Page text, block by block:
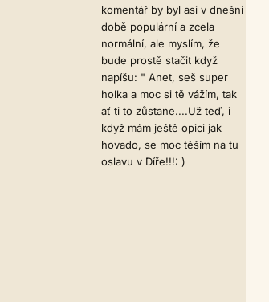
komentář by byl asi v dnešní
době populární a zcela
normální, ale myslím, že
bude prostě stačit když
napíšu: " Anet, seš super
holka a moc si tě vážím, tak
ať ti to zůstane....Už teď, i
když mám ještě opici jak
hovado, se moc těším na tu
oslavu v Díře!!!: )